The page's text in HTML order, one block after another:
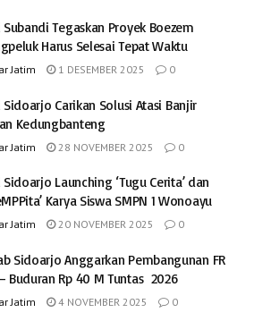
Subandi Tegaskan Proyek Boezem
Harus Selesai Tepat Waktu
Jatim 1 DESEMBER 2025 0
Sidoarjo Carikan Solusi Atasi Banjir
Kedungbanteng
Jatim 28 NOVEMBER 2025 0
Launching ‘Tugu Cerita’ dan
Karya Siswa SMPN 1 Wonoayu
Jatim 20 NOVEMBER 2025 0
Sidoarjo Anggarkan Pembangunan FR
Buduran Rp 40 M Tuntas 2026
Jatim 4 NOVEMBER 2025 0